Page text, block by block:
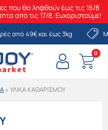
που θα ληφθούν έως τις 16/8
από τις 17/8. Ευχαριστούμε!
από 49€ και έως 3kg
» ΥΛΙΚΑ ΚΑΘΑΡΙΣΜΟΥ